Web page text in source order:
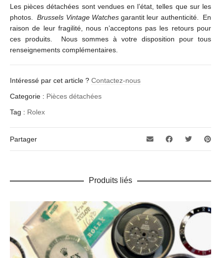
Les pièces détachées sont vendues en l’état, telles que sur les
photos.Brussels Vintage Watchesgarantit leur authenticité. En
raison de leur fragilité, nous n’acceptons pas les retours pour
ces produits. Nous sommes à votre disposition pour tous
renseignements complémentaires.
Intéressé par cet article ? Contactez-nous
Categorie : Pièces détachées
Tag : Rolex
Partager
Produits liés